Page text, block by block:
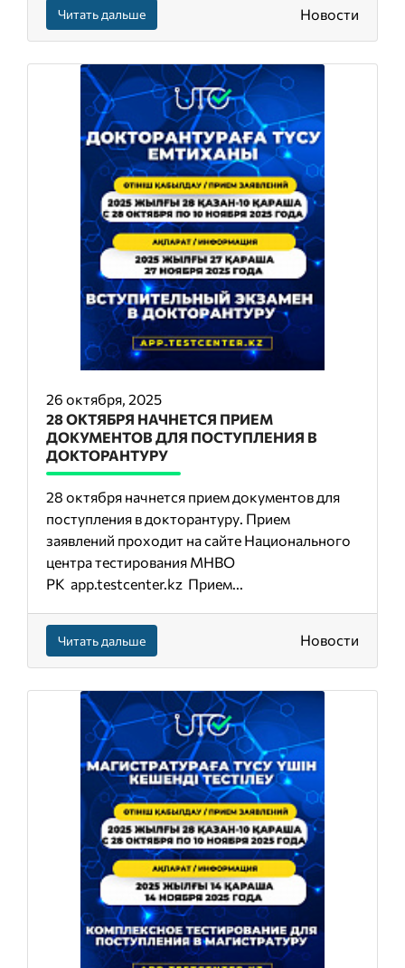
Читать дальше Новости
26 октября, 2025
28 ОКТЯБРЯ НАЧНЕТСЯ ПРИЕМ
ДОКУМЕНТОВ ДЛЯ ПОСТУПЛЕНИЯ В
ДОКТОРАНТУРУ
28 октября начнется прием документов для
поступления в докторантуру. Прием
заявлений проходит на сайте Национального
центра тестирования МНВО
РК app.testcenter.kz Прием...
Читать дальше Новости